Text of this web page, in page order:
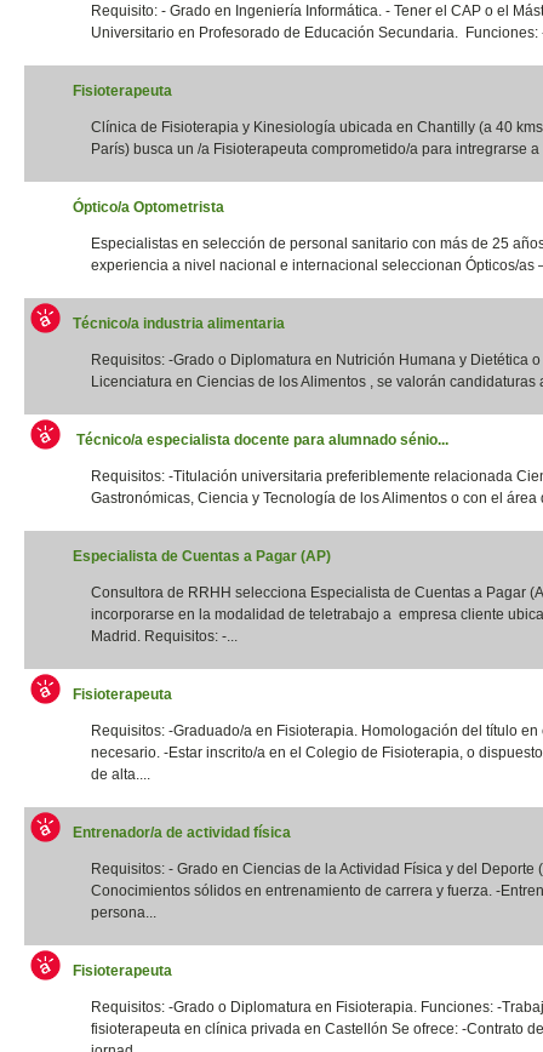
Requisito: - Grado en Ingeniería Informática. - Tener el CAP o el
Universitario en Profesorado de Educación Secundaria. Funciones:
Fisioterapeuta
Clínica de Fisioterapia y Kinesiología ubicada en Chantilly (a 40
París) busca un /a Fisioterapeuta comprometido/a para intregrarse a
Óptico/a Optometrista
Especialistas en selección de personal sanitario con más de 25
experiencia a nivel nacional e internacional seleccionan Ópticos/as
Técnico/a industria alimentaria
Requisitos: -Grado o Diplomatura en Nutrición Humana y Dietética
Licenciatura en Ciencias de los Alimentos , se valorán candidaturas
Técnico/a especialista docente para alumnado sénio...
Requisitos: -Titulación universitaria preferiblemente relacionada
Gastronómicas, Ciencia y Tecnología de los Alimentos o con el área
Especialista de Cuentas a Pagar (AP)
Consultora de RRHH selecciona Especialista de Cuentas a Pagar
incorporarse en la modalidad de teletrabajo a empresa cliente
Madrid. Requisitos: -...
Fisioterapeuta
Requisitos: -Graduado/a en Fisioterapia. Homologación del título en
necesario. -Estar inscrito/a en el Colegio de Fisioterapia, o
de alta....
Entrenador/a de actividad física
Requisitos: - Grado en Ciencias de la Actividad Física y del Deporte
Conocimientos sólidos en entrenamiento de carrera y fuerza. -
persona...
Fisioterapeuta
Requisitos: -Grado o Diplomatura en Fisioterapia. Funciones: -
fisioterapeuta en clínica privada en Castellón Se ofrece: -Contrato